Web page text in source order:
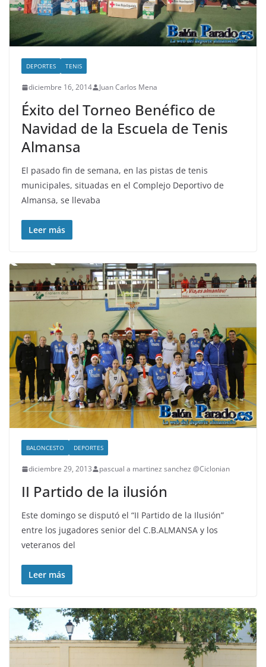
DEPORTES TENIS
diciembre 16, 2014 Juan Carlos Mena
Éxito del Torneo Benéfico de
Navidad de la Escuela de Tenis
Almansa
El pasado fin de semana, en las pistas de tenis
municipales, situadas en el Complejo Deportivo de
Almansa, se llevaba
Leer más
BALONCESTO DEPORTES
diciembre 29, 2013 pascual a martinez sanchez @Ciclonian
II Partido de la ilusión
Este domingo se disputó el “II Partido de la Ilusión”
entre los jugadores senior del C.B.ALMANSA y los
veteranos del
Leer más